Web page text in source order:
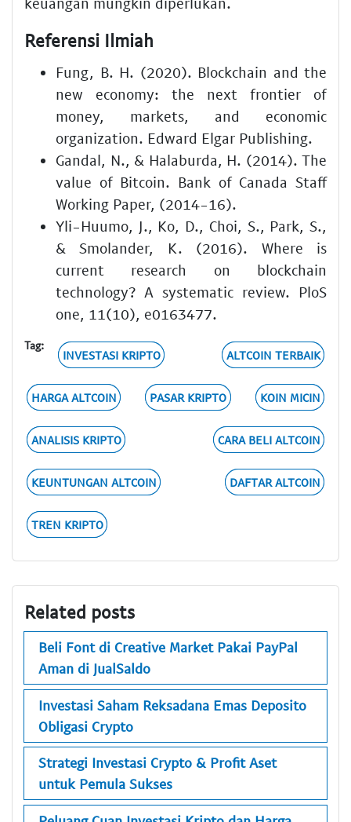
Referensi Ilmiah
Fung, B. H. (2020). Blockchain and the
new economy: the next frontier of
money, markets, and economic
organization. Edward Elgar Publishing.
Gandal, N., & Halaburda, H. (2014). The
value of Bitcoin. Bank of Canada Staff
Working Paper, (2014-16).
Yli-Huumo, J., Ko, D., Choi, S., Park, S.,
& Smolander, K. (2016). Where is
current research on blockchain
technology? A systematic review. PloS
one, 11(10), e0163477.
Tag:
INVESTASI KRIPTO ALTCOIN TERBAIK
HARGA ALTCOIN PASAR KRIPTO KOIN MICIN
ANALISIS KRIPTO CARA BELI ALTCOIN
KEUNTUNGAN ALTCOIN DAFTAR ALTCOIN
TREN KRIPTO
Related posts
Beli Font di Creative Market Pakai PayPal
Aman di JualSaldo
Investasi Saham Reksadana Emas Deposito
Obligasi Crypto
Strategi Investasi Crypto & Profit Aset
untuk Pemula Sukses